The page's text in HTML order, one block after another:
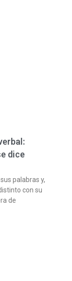
dice
palabras y,
con su
de